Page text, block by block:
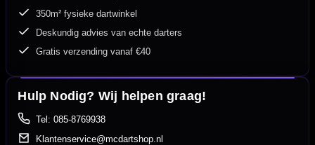
350m² fysieke dartwinkel
Deskundig advies van echte darters
Gratis verzending vanaf €40
Hulp Nodig? Wij helpen graag!
Tel: 085-8769938
Klantenservice@mcdartshop.nl